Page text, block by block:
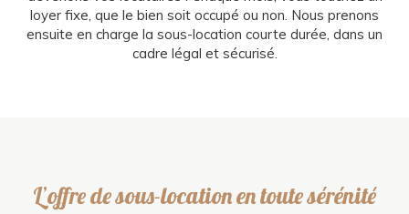
loyer fixe, que le bien soit occupé ou non. Nous prenons
ensuite en charge la sous-location courte durée, dans un
cadre légal et sécurisé.
L’offre de sous-location en toute sérénité